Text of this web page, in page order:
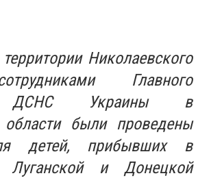
Николаевского
Главного
ДСНС Украины в
области были проведены
детей, прибывших в
Луганской и Донецкой